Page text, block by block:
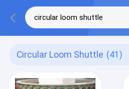
Circular Loom Shuttle (41)